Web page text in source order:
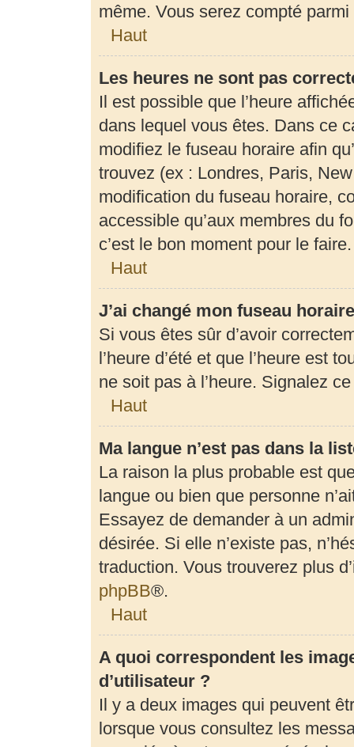
même. Vous serez compté
Haut
Les heures ne sont pas
Il est possible que l’heure
dans lequel vous êtes. Dans ce
modifiez le fuseau horaire afin
trouvez (ex : Londres, Paris,
modification du fuseau horaire,
accessible qu’aux membres du
c’est le bon moment pour le faire.
Haut
J’ai changé mon fuseau
Si vous êtes sûr d’avoir
l’heure d’été et que l’heure est
ne soit pas à l’heure. Signalez
Haut
Ma langue n’est pas dans la
La raison la plus probable est
langue ou bien que personne
Essayez de demander à un
désirée. Si elle n’existe pas,
traduction. Vous trouverez plus
phpBB®.
Haut
A quoi correspondent les
d’utilisateur ?
Il y a deux images qui peuvent
lorsque vous consultez les